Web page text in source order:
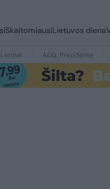
SkaitomiausiLietuvos diena
erdvė Ačiū, Prezidente